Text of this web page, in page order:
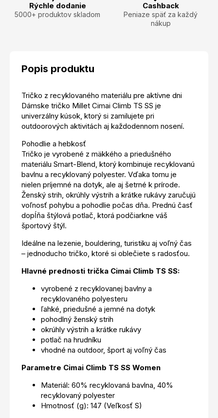
Rýchle dodanie
5000+ produktov skladom
Cashback
Peniaze späť za každý
nákup
Popis produktu
Tričko z recyklovaného materiálu pre aktívne dni
Dámske tričko Millet Cimai Climb TS SS je
univerzálny kúsok, ktorý si zamilujete pri
outdoorových aktivitách aj každodennom nosení.
Pohodlie a hebkosť
Tričko je vyrobené z mäkkého a priedušného
materiálu Smart-Blend, ktorý kombinuje recyklovanú
bavlnu a recyklovaný polyester. Vďaka tomu je
nielen príjemné na dotyk, ale aj šetrné k prírode.
Ženský strih, okrúhly výstrih a krátke rukávy zaručujú
voľnosť pohybu a pohodlie počas dňa. Prednú časť
dopĺňa štýlová potlač, ktorá podčiarkne váš
športový štýl.
Ideálne na lezenie, bouldering, turistiku aj voľný čas
– jednoducho tričko, ktoré si oblečiete s radosťou.
Hlavné prednosti trička Cimai Climb TS SS:
vyrobené z recyklovanej bavlny a
recyklovaného polyesteru
ľahké, priedušné a jemné na dotyk
pohodlný ženský strih
okrúhly výstrih a krátke rukávy
potlač na hrudníku
vhodné na outdoor, šport aj voľný čas
Parametre Cimai Climb TS SS Women
Materiál: 60% recyklovaná bavlna, 40%
recyklovaný polyester
Hmotnosť (g): 147 (Veľkosť S)